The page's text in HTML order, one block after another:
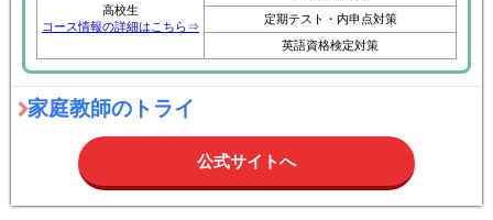
高校生
コース情報の詳細はこちら⇒
定期テスト・内申点対策
英語資格検定対策
家庭教師のトライ
公式サイトへ